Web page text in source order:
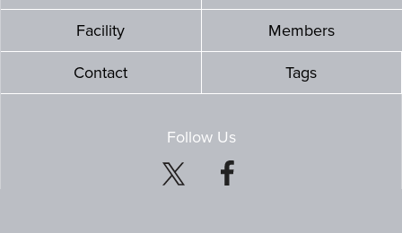
Facility Members
Contact Tags
Follow Us